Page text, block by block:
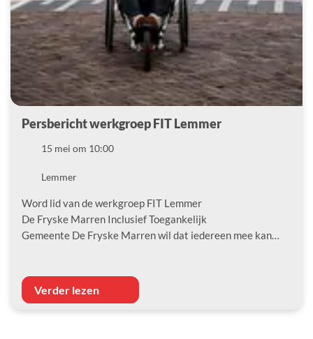
Persbericht werkgroep FIT Lemmer
Datum15 mei om 10:00
LocatieLemmer
Word lid van de werkgroep FIT Lemmer
De Fryske Marren Inclusief Toegankelijk
Gemeente De Fryske Marren wil dat iedereen mee kan…
Verder lezen